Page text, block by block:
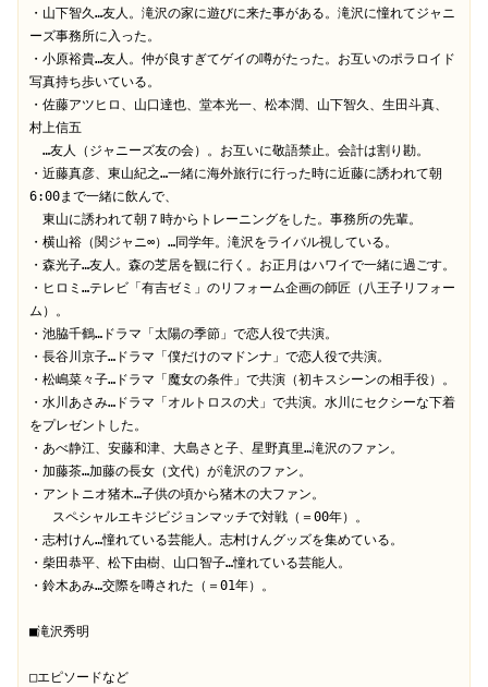
・山下智久…友人。滝沢の家に遊びに来た事がある。滝沢に憧れてジャニ
ーズ事務所に入った。
・小原裕貴…友人。仲が良すぎてゲイの噂がたった。お互いのポラロイド
写真持ち歩いている。
・佐藤アツヒロ、山口達也、堂本光一、松本潤、山下智久、生田斗真、
村上信五
…友人（ジャニーズ友の会）。お互いに敬語禁止。会計は割り勘。
・近藤真彦、東山紀之…一緒に海外旅行に行った時に近藤に誘われて朝
6:00まで一緒に飲んで、
東山に誘われて朝７時からトレーニングをした。事務所の先輩。
・横山裕（関ジャニ∞）…同学年。滝沢をライバル視している。
・森光子…友人。森の芝居を観に行く。お正月はハワイで一緒に過ごす。
・ヒロミ…テレビ「有吉ゼミ」のリフォーム企画の師匠（八王子リフォー
ム）。
・池脇千鶴…ドラマ「太陽の季節」で恋人役で共演。
・長谷川京子…ドラマ「僕だけのマドンナ」で恋人役で共演。
・松嶋菜々子…ドラマ「魔女の条件」で共演（初キスシーンの相手役）。
・水川あさみ…ドラマ「オルトロスの犬」で共演。水川にセクシーな下着
をプレゼントした。
・あべ静江、安藤和津、大島さと子、星野真里…滝沢のファン。
・加藤茶…加藤の長女（文代）が滝沢のファン。
・アントニオ猪木…子供の頃から猪木の大ファン。
・志村けん…憧れている芸能人。志村けんグッズを集めている。
・柴田恭平、松下由樹、山口智子…憧れている芸能人。
・鈴木あみ…交際を噂された（＝01年）。
■滝沢秀明
□エピソードなど